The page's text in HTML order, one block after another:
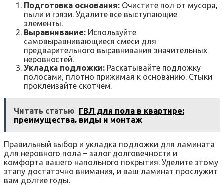
Подготовка основания: Очистите пол от мусора‚
пыли и грязи. Удалите все выступающие
элементы.
Выравнивание: Используйте
самовыравнивающиеся смеси для
предварительного выравнивания значительных
неровностей.
Укладка подложки: Раскатывайте подложку
полосами‚ плотно прижимая к основанию. Стыки
проклеивайте скотчем.
Читать статью ГВЛ для пола в квартире:
преимущества, виды и монтаж
Правильный выбор и укладка подложки для ламината
для неровного пола – залог долговечности и
комфорта вашего напольного покрытия. Уделите этому
этапу достаточно внимания‚ и ваш ламинат прослужит
вам долгие годы.